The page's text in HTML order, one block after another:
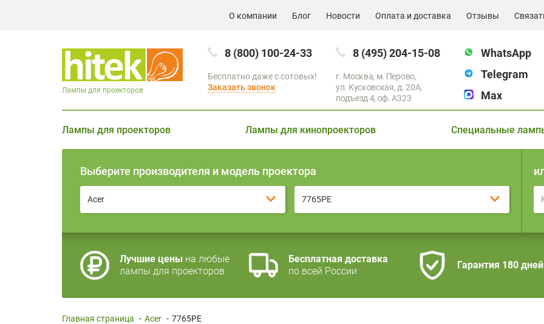
О компании Блог Новости Оплата и доставка Отзывы
8 (800) 100-24-33
Бесплатно даже с сотовых!
Заказать звонок
8 (495) 204-15-08
г. Москва, м. Перово,
ул. Кусковская, д. 20А,
подъезд 4, оф. A323
WhatsApp
Telegram
Max
Лампы для проекторов
Лампы для проекторов Лампы для кинопроекторов Специальные
Выберите производителя и модель проектора
Acer 7765PE
Лучшие цены на любые
лампы для проекторов
Бесплатная доставка
по всей России
Гарантия 180 дней
Главная страница - Acer - 7765PE